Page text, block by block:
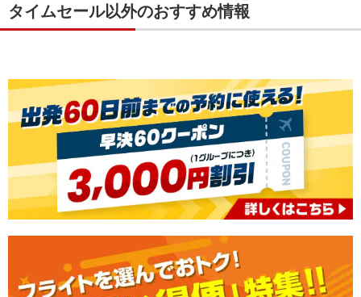
タイムセール以外のおすすめ情報